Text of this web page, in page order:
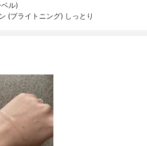
ル)
(ブライトニング) しっとり